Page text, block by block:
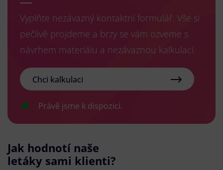
Vyplňte nezávazný kontaktní formulář. Vše si
pečlivě projdeme a brzy se vám ozveme s
návrhem materiálu a nezávaznou kalkulací.
Chci kalkulaci
Právě jsme k dispozici.
Jak hodnotí naše
letáky sami klienti?